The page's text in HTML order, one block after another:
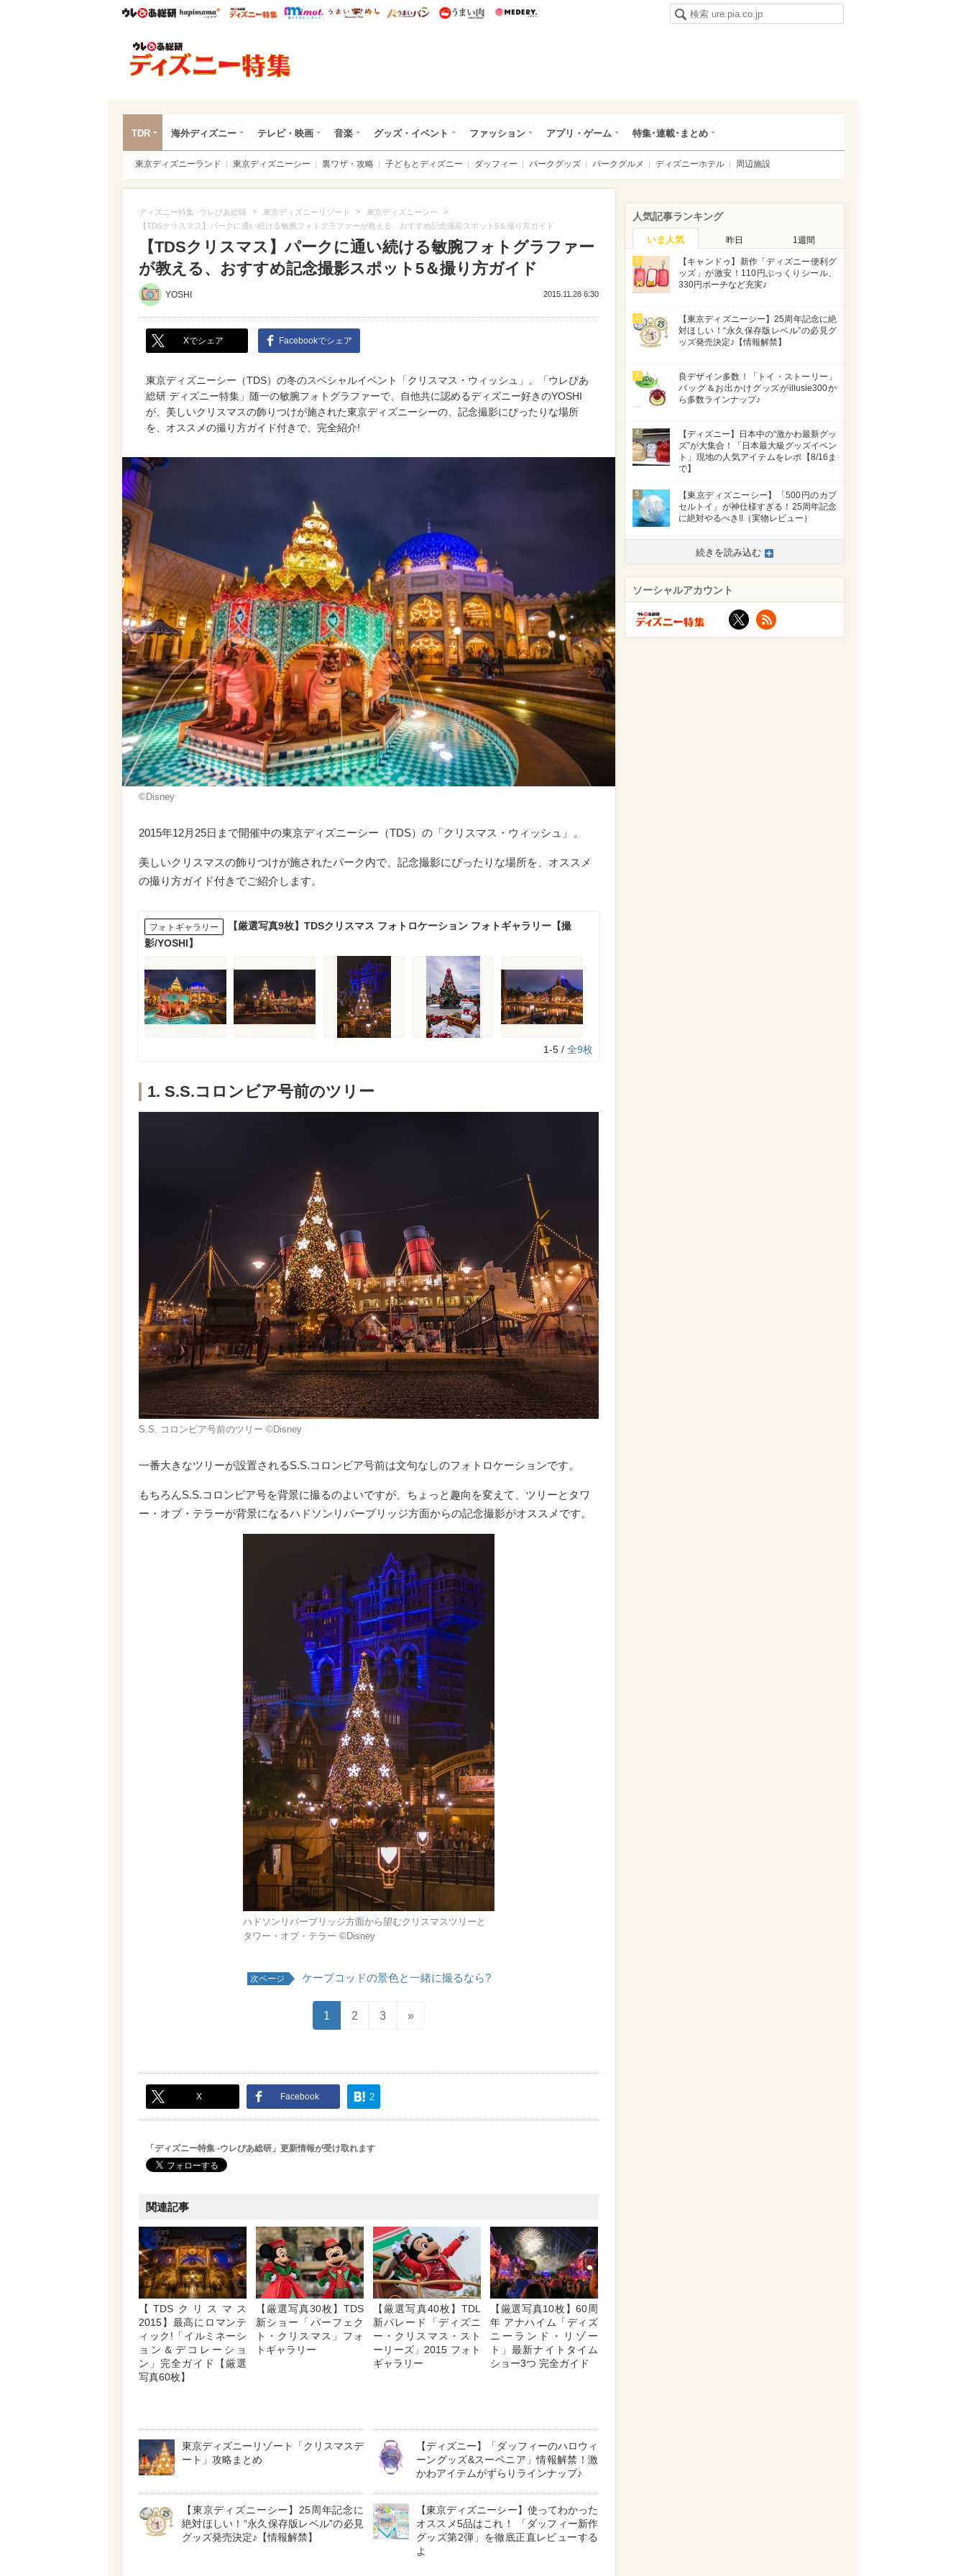
ウレぴあ総研ハピママ* ウレぴあ総研 ディズニー特集
mimot. うまいめし うまいパン うまい肉
TDR 海外ディズニー テレビ・映画 音楽 グッズ・イベント ファッション アプリ・ゲーム 特集･連載･まとめ
東京ディズニーランド 東京ディズニーシー 裏ワザ・攻略 子どもとディズニー ダッフィー パークグッズ パークグルメ ディズニーホテル 周辺施設
ディズニー特集 -ウレぴあ総研 > 東京ディズニーリゾート > 東京ディズニーシー >
【TDSクリスマス】パークに通い続ける敏腕フォトグラファーが教える、おすすめ記念撮影スポット5＆撮り方ガイド
【TDSクリスマス】パークに通い続ける敏腕フォトグラファー
が教える、おすすめ記念撮影スポット5＆撮り方ガイド
YOSHI 2015.11.28 6:30
Xでシェア Facebookでシェア
東京ディズニーシー（TDS）の冬のスペシャルイベント「クリスマス・ウィッシュ」。「ウレぴあ
総研 ディズニー特集」随一の敏腕フォトグラファーで、自他共に認めるディズニー好きのYOSHI
が、美しいクリスマスの飾りつけが施された東京ディズニーシーの、記念撮影にぴったりな場所
を、オススメの撮り方ガイド付きで、完全紹介!
©Disney
2015年12月25日まで開催中の東京ディズニーシー（TDS）の 「クリスマス・ウィッシュ」。
美しいクリスマスの飾りつけが施されたパーク内で、記念撮影にぴったりな場所を、オススメ
の撮り方ガイド付きでご紹介します。
フォトギャラリー
【厳選写真9枚】TDSクリスマス フォトロケーション フォトギャラリー【撮
影/YOSHI】
1-5 / 全9枚
1. S.S.コロンビア号前のツリー
S.S. コロンビア号前のツリー ©Disney
一番大きなツリーが設置されるS.S.コロンビア号前は文句なしのフォトロケーションです。
もちろんS.S.コロンビア号を背景に撮るのよいですが、ちょっと趣向を変えて、ツリーとタワ
ー・オブ・テラーが背景になるハドソンリバーブリッジ方面からの記念撮影がオススメです。
ハドソンリバーブリッジ方面から望むクリスマスツリーと
タワー・オブ・テラー ©Disney
次ページ ケープコッドの景色と一緒に撮るなら?
1 2 3 »
X Facebook 2
「ディズニー特集 -ウレぴあ総研」更新情報が受け取れます
関連記事
【TDSクリスマス
2015】最高にロマンテ
ィック!「イルミネーシ
ョン＆デコレーショ
ン」完全ガイド【厳選
写真60枚】
【厳選写真30枚】TDS
新ショー「パーフェク
ト・クリスマス」フォ
トギャラリー
【厳選写真40枚】TDL
新パレード「ディズニ
ー・クリスマス・スト
ーリーズ」2015 フォト
ギャラリー
【厳選写真10枚】60周
年 アナハイム「ディズ
ニーランド・リゾー
ト」最新ナイトタイム
ショー3つ 完全ガイド
東京ディズニーリゾート「クリスマスデ
ート」攻略まとめ
【ディズニー】「ダッフィーのハロウィ
ーングッズ&スーベニア」情報解禁！激
かわアイテムがずらりラインナップ♪
【東京ディズニーシー】25周年記念に
絶対ほしい！“永久保存版レベル”の必見
グッズ発売決定♪【情報解禁】
【東京ディズニーシー】使ってわかった
オススメ5品はこれ！ 「ダッフィー新作
グッズ第2弾」を徹底正直レビューする
よ
人気記事ランキング
いま人気 昨日 1週間
1
【キャンドゥ】新作「ディズニー便利グ
ッズ」が激安！110円ぷっくりシール、
330円ポーチなど充実♪
2
【東京ディズニーシー】25周年記念に絶
対ほしい！“永久保存版レベル”の必見グ
ッズ発売決定♪【情報解禁】
3
良デザイン多数！「トイ・ストーリー」
バッグ＆お出かけグッズがillusie300か
ら多数ラインナップ♪
4
【ディズニー】日本中の“激かわ最新グッ
ズ”が大集合！「日本最大級グッズイベン
ト」現地の人気アイテムをレポ【8/16ま
で】
5
【東京ディズニーシー】「500円のカプ
セルトイ」が神仕様すぎる！25周年記念
に絶対やるべき!!（実物レビュー）
続きを読み込む
ソーシャルアカウント
X